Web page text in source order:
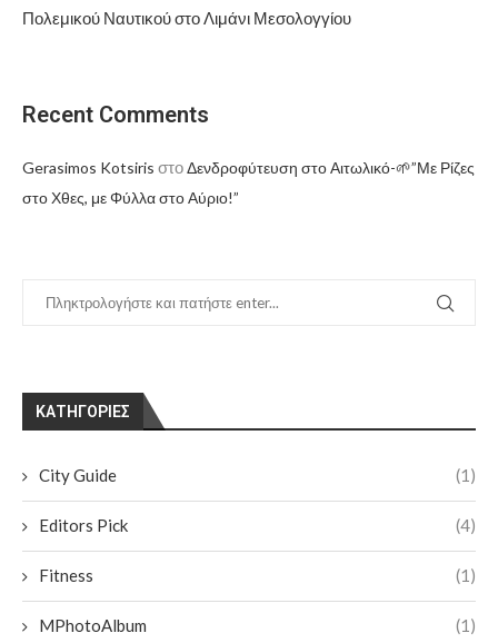
Πολεμικού Ναυτικού στο Λιμάνι Μεσολογγίου
Recent Comments
Gerasimos Kotsiris στοΔενδροφύτευση στο Αιτωλικό-🌱”Με Ρίζες
στο Χθες, με Φύλλα στο Αύριο!”
KΑΤΗΓΟΡΊΕΣ
City Guide (1)
Editors Pick (4)
Fitness (1)
MPhotoAlbum (1)